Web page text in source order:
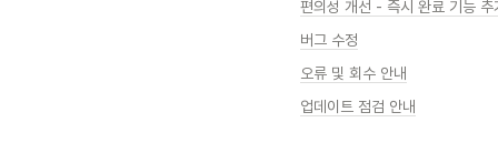
편의성 개선 - 즉시 완료 기능 추
버그 수정
오류 및 회수 안내
업데이트 점검 안내